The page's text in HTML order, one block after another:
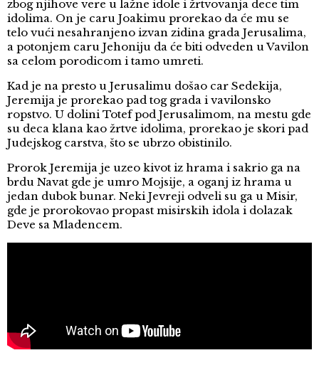
zbog njihove vere u lažne idole i žrtvovanja dece tim
idolima. On je caru Joakimu prorekao da će mu se
telo vući nesahranjeno izvan zidina grada Jerusalima,
a potonjem caru Jehoniju da će biti odveden u Vavilon
sa celom porodicom i tamo umreti.
Kad je na presto u Jerusalimu došao car Sedekija,
Jeremija je prorekao pad tog grada i vavilonsko
ropstvo. U dolini Totef pod Jerusalimom, na mestu gde
su deca klana kao žrtve idolima, prorekao je skori pad
Judejskog carstva, što se ubrzo obistinilo.
Prorok Jeremija je uzeo kivot iz hrama i sakrio ga na
brdu Navat gde je umro Mojsije, a oganj iz hrama u
jedan dubok bunar. Neki Jevreji odveli su ga u Misir,
gde je prorokovao propast misirskih idola i dolazak
Deve sa Mladencem.